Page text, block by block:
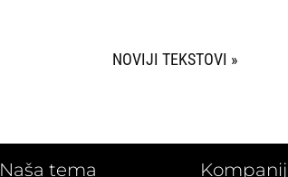
SLEDEĆI UNOSI »
Naša tema